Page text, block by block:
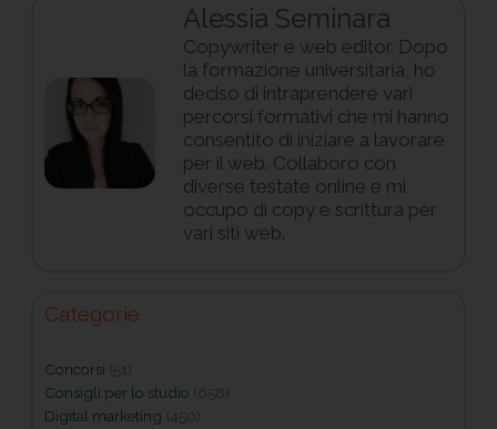
Alessia Seminara
Copywriter e web editor. Dopo
la formazione universitaria, ho
deciso di intraprendere vari
percorsi formativi che mi hanno
consentito di iniziare a lavorare
per il web. Collaboro con
diverse testate online e mi
occupo di copy e scrittura per
vari siti web.
Categorie
Concorsi (51)
Consigli per lo studio (658)
Digital marketing (450)